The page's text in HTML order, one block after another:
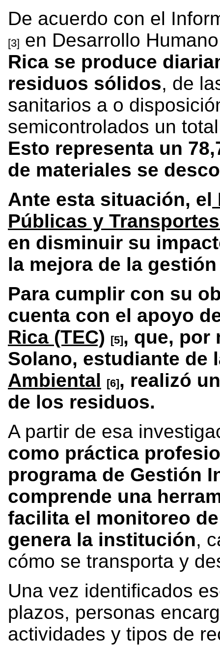
De acuerdo con el
[3] en Desarrollo
Rica se produce
residuos sólidos, de
sanitarios a o
semicontrolados un
Esto representa un
de materiales se
Ante esta situación, el
Públicas y
en disminuir su
la mejora de la
Para cumplir con su
cuenta con el apoyo
Rica (TEC) [5], que, por
Solano, estudiante de
Ambiental [6], realizó
de los residuos.
A partir de esa
como práctica
programa de Gestión
comprende una
facilita el monitoreo
genera la institución,
cómo se transporta y
Una vez identificados
plazos, personas
actividades y tipos de